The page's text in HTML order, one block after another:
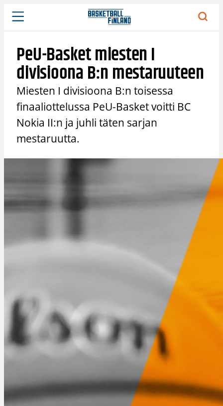
Siirry
sisältöön
PeU-Basket miesten I
divisioona B:n mestaruuteen
Miesten I divisioona B:n toisessa
finaaliottelussa PeU-Basket voitti BC
Nokia II:n ja juhli täten sarjan
mestaruutta.